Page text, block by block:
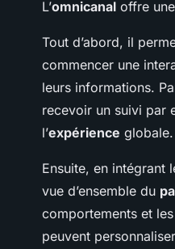
L’omnicanal offre
Tout d’abord, il
commencer une
leurs informations.
recevoir un suivi par
l’expérience globale.
Ensuite, en intégrant
vue d’ensemble du
comportements et
peuvent